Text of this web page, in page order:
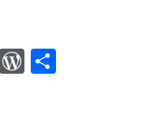
Telegram
WordPress